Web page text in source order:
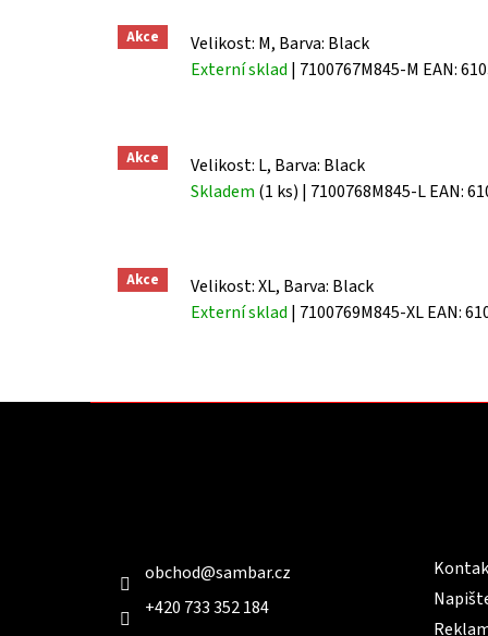
Akce
Velikost: M, Barva: Black
Externí sklad | 7100767M845-M EAN:
Akce
Velikost: L, Barva: Black
Skladem (1 ks) | 7100768M845-LEAN:
Akce
Velikost: XL, Barva: Black
Externí sklad | 7100769M845-XLEAN:
obchod@sambar.cz
+420 733 352 184